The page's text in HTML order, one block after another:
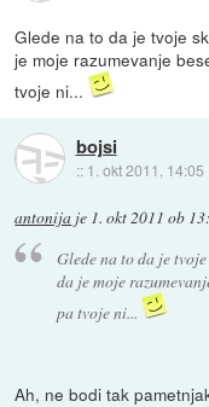
Glede na to da je tvoje
je moje razumevanje
tvoje ni...
bojsi
:: 1. okt 2011, 14:05
antonija je 1. okt 2011 ob
Glede na to da je
da je moje
pa tvoje ni...
Ah, ne bodi tak